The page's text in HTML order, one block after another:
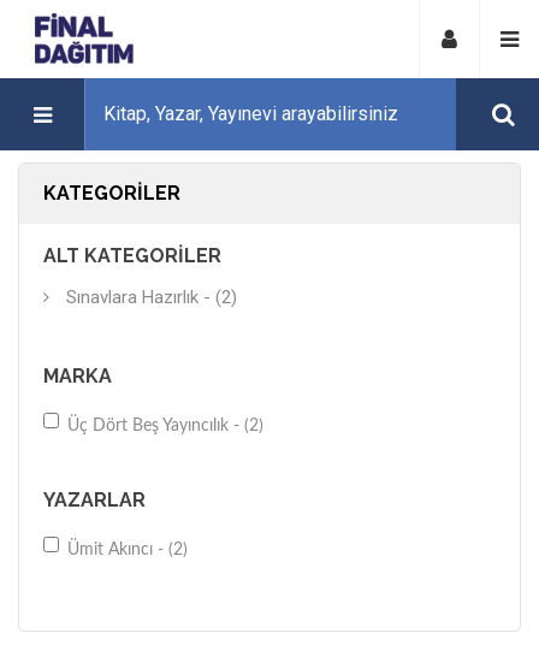
KATEGORILER
ALT KATEGORILER
Sınavlara Hazırlık - (2)
MARKA
Üç Dört Beş Yayıncılık - (2)
YAZARLAR
Ümit Akıncı - (2)